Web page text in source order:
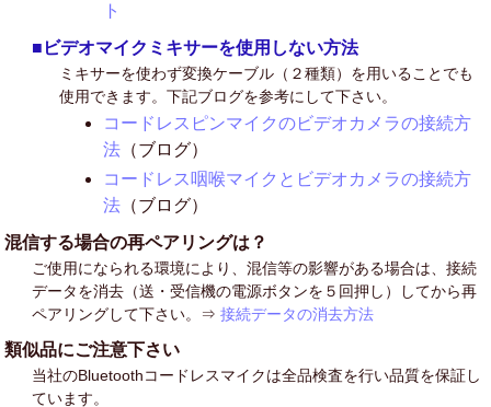
ト
■ビデオマイクミキサーを使用しない方法
ミキサーを使わず変換ケーブル（２種類）を用いることでも
使用できます。下記ブログを参考にして下さい。
コードレスピンマイクのビデオカメラの接続方
法 （ブログ）
コードレス咽喉マイクとビデオカメラの接続方
法 （ブログ）
混信する場合の再ペアリングは？
ご使用になられる環境により、混信等の影響がある場合は、接続
データを消去（送・受信機の電源ボタンを５回押し）してから再
ペアリングして下さい。⇒接続データの消去方法
類似品にご注意下さい
当社のBluetoothコードレスマイクは全品検査を行い品質を保証し
ています。